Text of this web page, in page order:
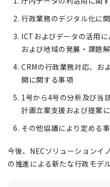
行政業務のデジタル化に
ICTおよびデータの活用に
および地域の発展・課題
CRMの行政業務対応、お
開に関する事項
1号から4号の分析及び当
計画立案支援および提案
その他協議により定める
今後、NECソリューションイ
の推進による新たな行政モデ